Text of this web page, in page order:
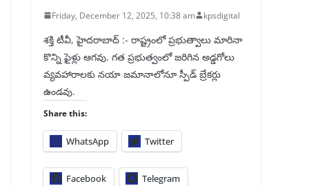
Friday, December 12, 2025, 10:38 am kpsdigital
శక్తి టీవీ, హైదరాబాద్‌ :- రాష్ట్రంలో ప్రభుత్వాలు మారినా
కొన్ని ఫైళ్లు ఆగవు. గత ప్రభుత్వంలో జరిగిన అడ్డగోలు
వ్యవహారాలకు నయా జమానాలోనూ స్పీడ్‌ బ్రేకర్లు
ఉండవు.
Share this:
WhatsApp Twitter
Facebook Telegram